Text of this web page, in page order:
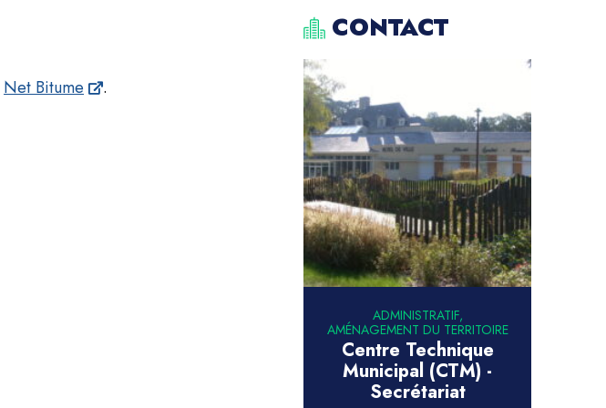
Net Bitume
.
CONTACT
ADMINISTRATIF,
AMÉNAGEMENT DU TERRITOIRE
Centre Technique
Municipal (CTM) -
Secrétariat